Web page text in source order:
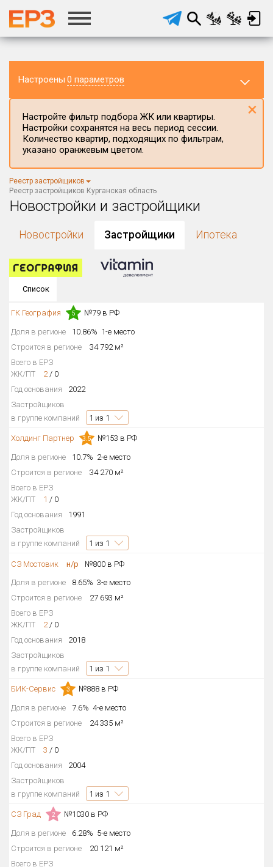
Настроены 0 параметров
Регион ЖК
Курганская область
Район в регионе
Все
Округ
Все
Цена
от
Общая площадь, м²
от
Срок сдачи
от Сдан в 2014
Кол-во комнат
Только новые
Рейтинг ЕРЗ
Найдено:
Жилых комплексов
Многоквартирных домов
Блокированных домов
Квартир, апартаментов,
блоков в БД
Настройте фильтр подбора ЖК или квартиры.
Настройки сохранятся на весь период сессии.
Количество квартир, подходящих по фильтрам,
указано оранжевым цветом.
×
Реестр застройщиков
Реестр застройщиков Курганская область
Новостройки и застройщики
Новостройки Застройщики Ипотека
Список
ГК География 5 №79 в РФ
Доля в регионе 10.86% 1-е место
Строится в регионе
34 792 м²
Всего в ЕРЗ
ЖК/ПТ
2/ 0
Год основания
2022
Застройщиков
в группе компаний
1 из 1
Холдинг Партнер 3.5 №153 в РФ
Доля в регионе 10.7% 2-е место
Строится в регионе
34 270 м²
Всего в ЕРЗ
ЖК/ПТ
1 / 0
Год основания
1991
Застройщиков
в группе компаний
1 из 1
СЗ Мостовик н/р
№800 в РФ
Доля в регионе
8.65% 3-е место
Строится в регионе
27 693 м²
Всего в ЕРЗ
ЖК/ПТ
2/ 0
Год основания
2018
Застройщиков
в группе компаний
1 из 1
БИК-Сервис 3 №888 в РФ
Доля в регионе 7.6% 4-е место
Строится в регионе
24 335 м²
Всего в ЕРЗ
ЖК/ПТ
3 / 0
Год основания
2004
Застройщиков
в группе компаний
1 из 1
СЗ Град 2 №1030 в РФ
Доля в регионе 6.28% 5-е место
Строится в регионе
20 121 м²
Всего в ЕРЗ